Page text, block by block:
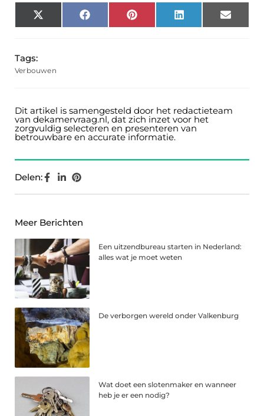
X
(Twitter)
FacebookPinterest LinkedIn Email
Tags:
Verbouwen
Dit artikel is samengesteld door het redactieteam
van dekamervraag.nl, dat zich inzet voor het
zorgvuldig selecteren en presenteren van
betrouwbare en accurate informatie.
Delen:
Meer Berichten
Een uitzendbureau starten in Nederland:
alles wat je moet weten
De verborgen wereld onder Valkenburg
Wat doet een slotenmaker en wanneer
heb je er een nodig?